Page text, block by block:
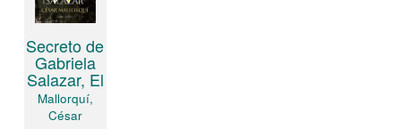
Secreto de
Gabriela
Salazar, El
Mallorquí,
César